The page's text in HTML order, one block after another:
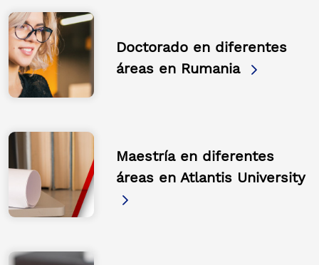
Doctorado en diferentes
áreas en Rumania
Maestría en diferentes
áreas en Atlantis University